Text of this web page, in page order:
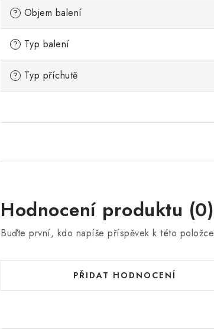
? Objem balení
? Typ balení
? Typ příchutě
Hodnocení produktu (0)
Buďte první, kdo napíše příspěvek k této
PŘIDAT HODNOCENÍ